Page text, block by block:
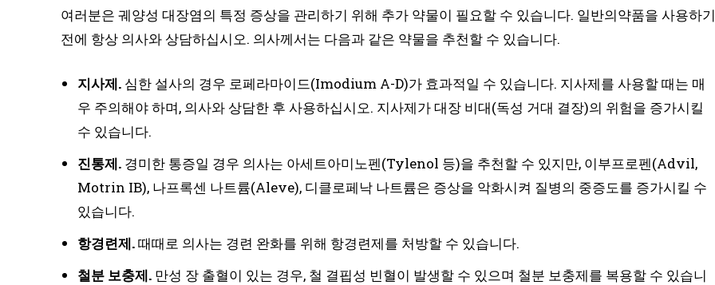
여러분은 궤양성 대장염의 특정 증상을 관리하기 위해 추가 약물이 필요할 수 있습니다. 일반의약품을 사용하기
전에 항상 의사와 상담하십시오. 의사께서는 다음과 같은 약물을 추천할 수 있습니다.
지사제. 심한 설사의 경우 로페라마이드(Imodium A-D)가 효과적일 수 있습니다. 지사제를 사용할 때는 매
우 주의해야 하며, 의사와 상담한 후 사용하십시오. 지사제가 대장 비대(독성 거대 결장)의 위험을 증가시킬
수 있습니다.
진통제. 경미한 통증일 경우 의사는 아세트아미노펜(Tylenol 등)을 추천할 수 있지만, 이부프로펜(Advil,
Motrin IB), 나프록센 나트륨(Aleve), 디클로페낙 나트륨은 증상을 악화시켜 질병의 중증도를 증가시킬 수
있습니다.
항경련제.때때로 의사는 경련 완화를 위해 항경련제를 처방할 수 있습니다.
철분 보충제. 만성 장 출혈이 있는 경우, 철 결핍성 빈혈이 발생할 수 있으며 철분 보충제를 복용할 수 있습니